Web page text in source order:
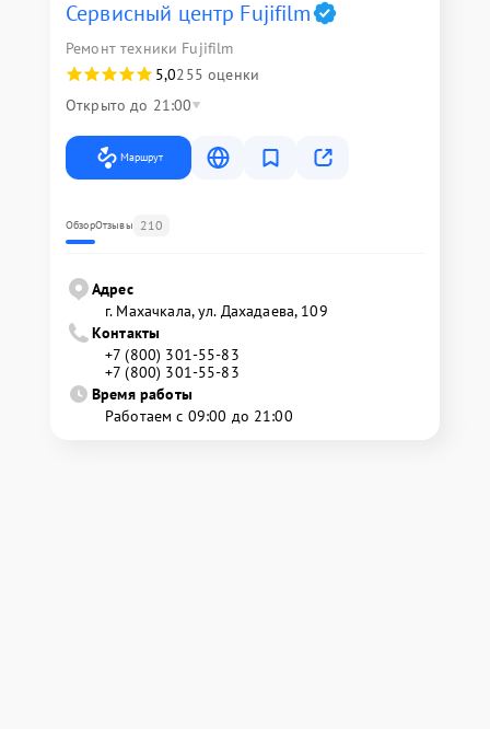
Сервисный центр Fujifilm
Ремонт техники Fujifilm
5,0255 оценки
Открыто до 21:00
Маршрут
ОбзорОтзывы 210
Адрес
г. Махачкала, ул. Дахадаева, 109
Контакты
+7 (800) 301-55-83
+7 (800) 301-55-83
Время работы
Работаем с 09:00 до 21:00